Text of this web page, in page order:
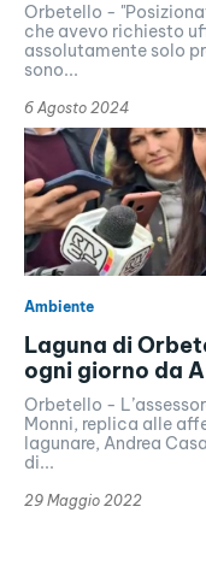
Orbetello -
che avevo richiesto
assolutamente solo
sono...
6 Agosto 2024
Ambiente
Laguna di
ogni giorno da
Orbetello -
Monni, replica alle
lagunare, Andrea
di...
29 Maggio 2022